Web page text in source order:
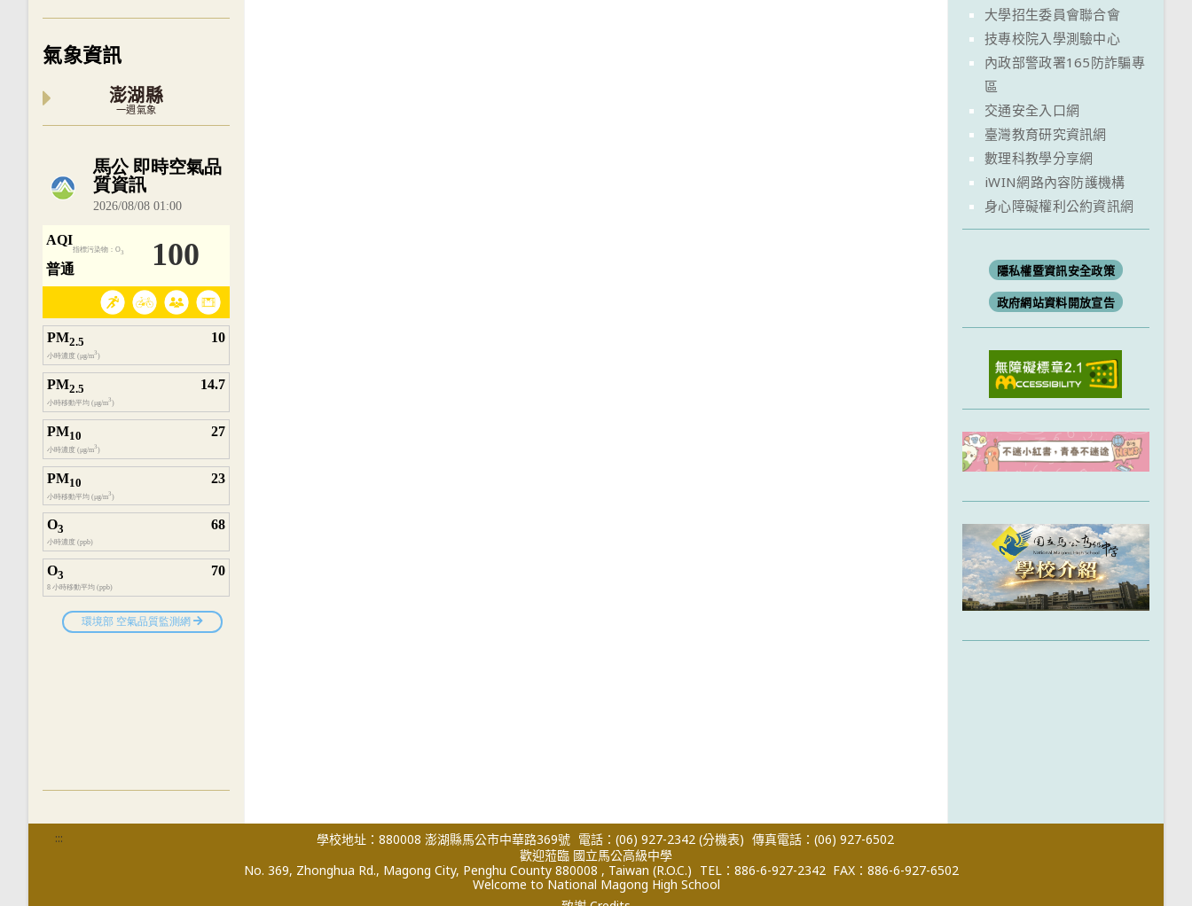
氣象資訊
澎湖縣
一週氣象
內嵌空氣品質小工具為視覺預覽，完整即時空氣品質資料請開啟
大學招生委員會聯合會
技專校院入學測驗中心
內政部警政署165防詐騙專
區
交通安全入口網
臺灣教育研究資訊網
數理科教學分享網
iWIN網路內容防護機構
身心障礙權利公約資訊網
隱私權暨資訊安全政策
政府網站資料開放宣告
::: 學校地址：880008 澎湖縣馬公市中華路369號 電話：(06) 927-2342 (分機表) 傳真電話：(06) 927-6502
歡迎蒞臨 國立馬公高級中學
No. 369, Zhonghua Rd., Magong City, Penghu County 880008 , Taiwan (R.O.C.) TEL：886-6-927-2342 FAX：886-6-927-6502
Welcome to National Magong High School